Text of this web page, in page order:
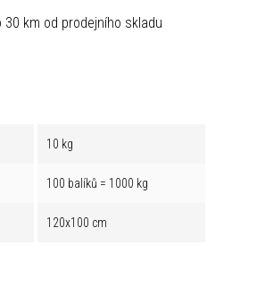
30 km od prodejního skladu
10 kg
100 balíků = 1000 kg
120x100 cm